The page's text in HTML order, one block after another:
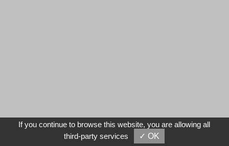
If you continue to browse this website, you are allowing all
third-party services
✓ OK